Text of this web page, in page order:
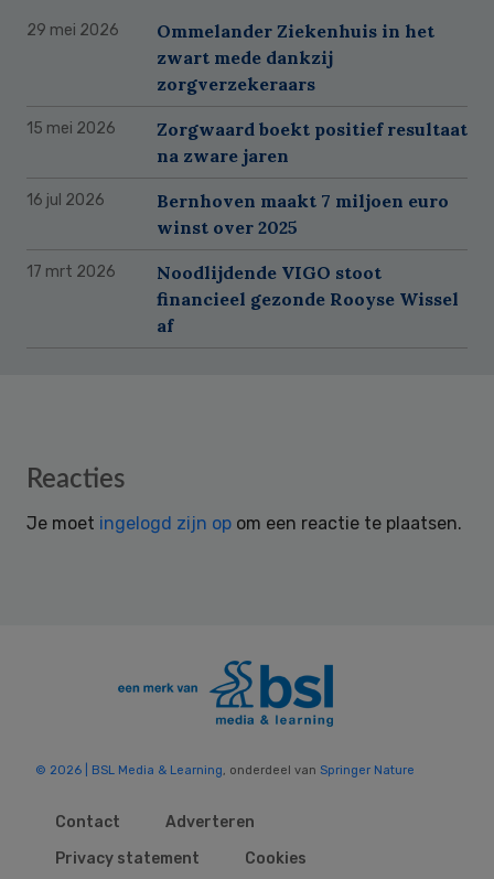
29 mei 2026
Ommelander Ziekenhuis in het
zwart mede dankzij
zorgverzekeraars
15 mei 2026
Zorgwaard boekt positief resultaat
na zware jaren
16 jul 2026
Bernhoven maakt 7 miljoen euro
winst over 2025
17 mrt 2026
Noodlijdende VIGO stoot
financieel gezonde Rooyse Wissel
af
Reader
Reacties
Je moet ingelogd zijn op om een reactie te plaatsen.
© 2026 | BSL Media & Learning , onderdeel van Springer Nature
Contact
Adverteren
Privacy statement
Cookies